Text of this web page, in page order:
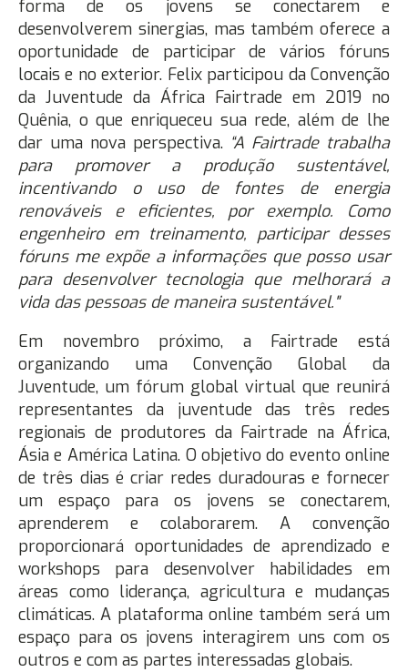
forma de os jovens se conectarem e
desenvolverem sinergias, mas também oferece a
oportunidade de participar de vários fóruns
locais e no exterior. Felix participou da Convenção
da Juventude da África Fairtrade em 2019 no
Quênia, o que enriqueceu sua rede, além de lhe
dar uma nova perspectiva. “A Fairtrade trabalha
para promover a produção sustentável,
incentivando o uso de fontes de energia
renováveis e eficientes, por exemplo. Como
engenheiro em treinamento, participar desses
fóruns me expõe a informações que posso usar
para desenvolver tecnologia que melhorará a
vida das pessoas de maneira sustentável."
Em novembro próximo, a Fairtrade está
organizando uma Convenção Global da
Juventude, um fórum global virtual que reunirá
representantes da juventude das três redes
regionais de produtores da Fairtrade na África,
Ásia e América Latina. O objetivo do evento online
de três dias é criar redes duradouras e fornecer
um espaço para os jovens se conectarem,
aprenderem e colaborarem. A convenção
proporcionará oportunidades de aprendizado e
workshops para desenvolver habilidades em
áreas como liderança, agricultura e mudanças
climáticas. A plataforma online também será um
espaço para os jovens interagirem uns com os
outros e com as partes interessadas globais.